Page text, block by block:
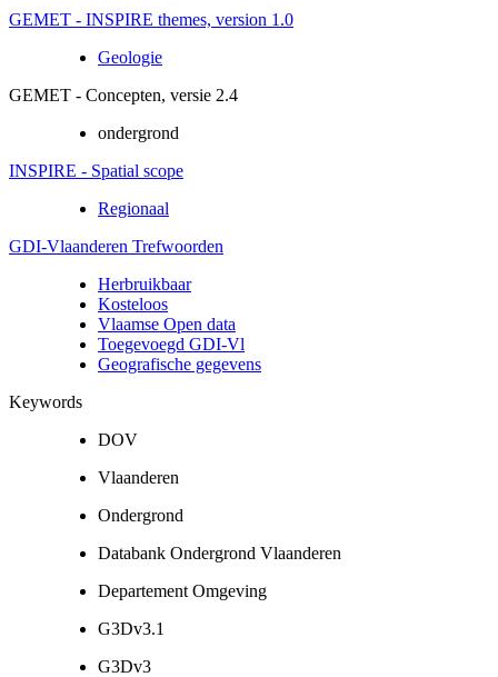
GEMET - INSPIRE themes, version 1.0
Geologie
GEMET - Concepten, versie 2.4
ondergrond
INSPIRE - Spatial scope
Regionaal
GDI-Vlaanderen Trefwoorden
Herbruikbaar
Kosteloos
Vlaamse Open data
Toegevoegd GDI-Vl
Geografische gegevens
Keywords
DOV
Vlaanderen
Ondergrond
Databank Ondergrond Vlaanderen
Departement Omgeving
G3Dv3.1
G3Dv3